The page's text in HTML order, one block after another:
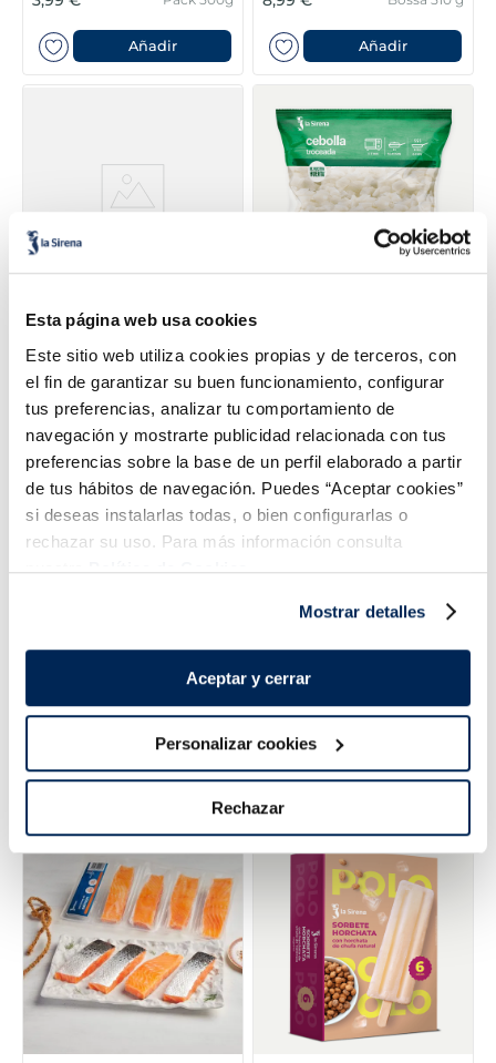
Esta página web usa cookies
Este sitio web utiliza cookies propias y de terceros, con
el fin de garantizar su buen funcionamiento, configurar
tus preferencias, analizar tu comportamiento de
navegación y mostrarte publicidad relacionada con tus
preferencias sobre la base de un perfil elaborado a partir
de tus hábitos de navegación. Puedes “Aceptar cookies”
si deseas instalarlas todas, o bien configurarlas o
rechazar su uso. Para más información consulta
nuestraPolítica de Cookies.
Mostrar detalles
Aceptar y cerrar
Personalizar cookies
Rechazar
Añadir Añadir
Anelles a la romana extra
Premium
5,49 €
Bossa 390g
Añadir
1,49 € Bossa 600g
Mongeta sencera
extrafina Premium
Bossa 1 kg
Cues de rap oriental
11,99 €